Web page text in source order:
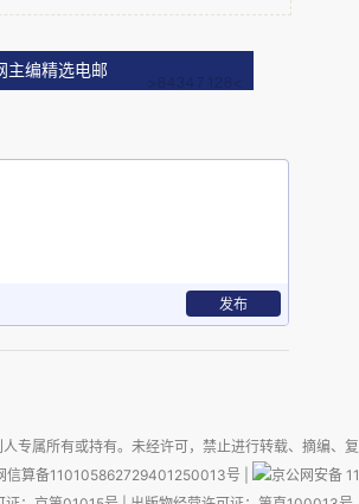
了一些小灶上刚烧好的热水，倒
豆糊很好地混合在一起。然后他
进袋子里。倒了三分之一，舅爷
里的豆浆倒入大锅。反复几次，
架了一个类似短木梯子的东西，
主编精选电邮
发布
专属所有或持有。未经许可，禁止进行转载、摘编、
信算备110105862729401250013号
京公网安备